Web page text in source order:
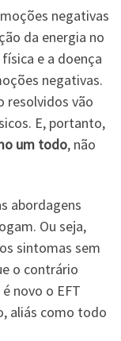
negativas
da energia no
e a doença
negativas.
resolvidos vão
E, portanto,
um todo, não
abordagens
Ou seja,
sintomas sem
o contrário
novo o EFT
aliás como todo